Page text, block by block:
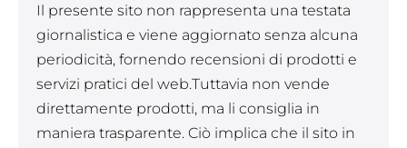
Il presente sito non rappresenta una testata
giornalistica e viene aggiornato senza alcuna
periodicità, fornendo recensioni di prodotti e
servizi pratici del web.Tuttavia non vende
direttamente prodotti, ma li consiglia in
maniera trasparente. Ciò implica che il sito in